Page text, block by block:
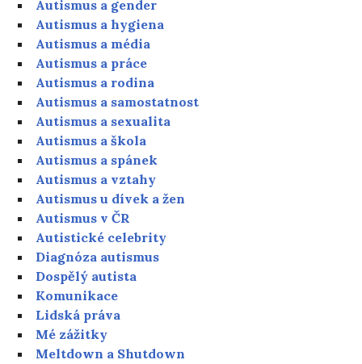
Autismus a gender
Autismus a hygiena
Autismus a média
Autismus a práce
Autismus a rodina
Autismus a samostatnost
Autismus a sexualita
Autismus a škola
Autismus a spánek
Autismus a vztahy
Autismus u dívek a žen
Autismus v ČR
Autistické celebrity
Diagnóza autismus
Dospělý autista
Komunikace
Lidská práva
Mé zážitky
Meltdown a Shutdown